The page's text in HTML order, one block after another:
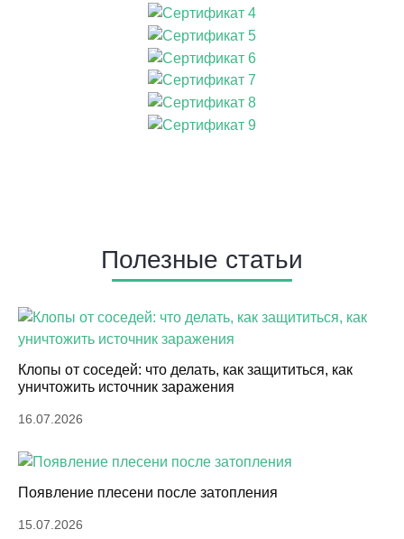
Полезные статьи
Клопы от соседей: что делать, как защититься, как
уничтожить источник заражения
16.07.2026
Появление плесени после затопления
15.07.2026